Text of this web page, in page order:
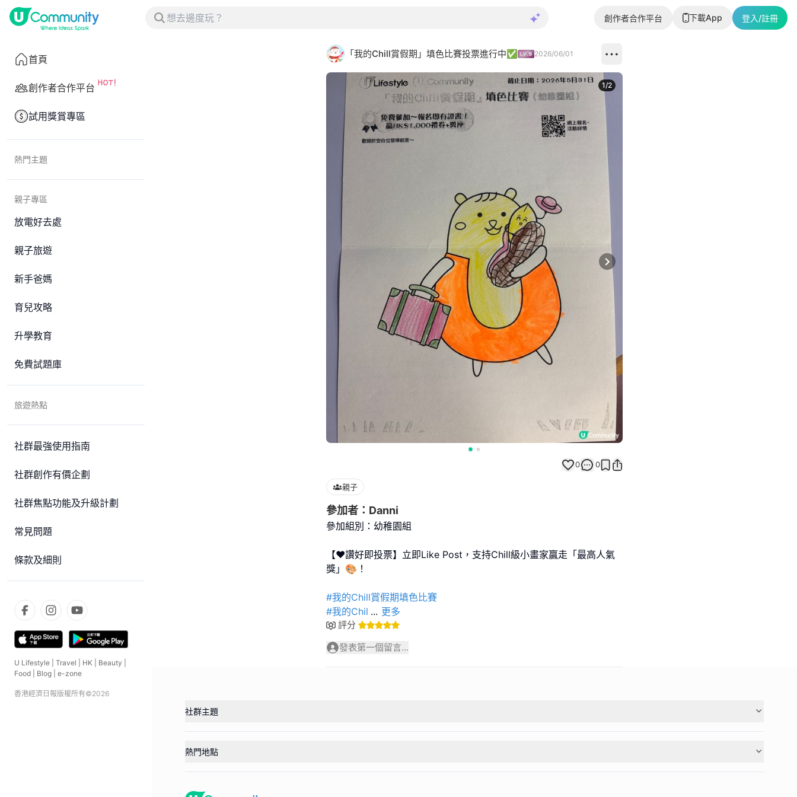
創作者合作平台 下載App 登入/註冊
首頁
創作者合作平台
試用獎賞專區
熱門主題
親子專區
放電好去處
親子旅遊
新手爸媽
育兒攻略
升學教育
免費試題庫
旅遊熱點
社群最強使用指南
社群創作有價企劃
社群焦點功能及升級計劃
常見問題
條款及細則
U Lifestyle Travel HK Beauty
Food
Blog e-zone
香港經濟日報版權所有©2026
「我的Chill賞假期」填色比賽投票進行中✅ 2026/06/01
Next slide
1/2
0 0
親子
參加者：Danni
參加組別：幼稚園組
【❤️讚好即投票】立即Like Post，支持Chill級小畫家贏走「最高人氣
獎」🎨！
#我的Chill賞假期填色比賽
#我的Chil ... 更多
評分
發表第一個留言...
社群主題
熱門地點